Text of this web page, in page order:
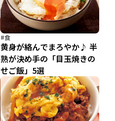
#食
黄身が絡んでまろやか♪ 半
熟が決め手の「目玉焼きの
せご飯」5選